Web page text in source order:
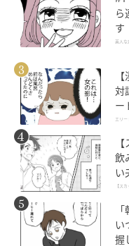
ら
す
美人な
対
ー
エリー
飲
い
【ス
い
握